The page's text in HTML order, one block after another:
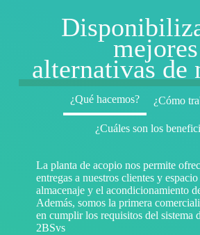
mejores
alternativas de
¿Qué hacemos? ¿Cómo
¿Cuáles son los
La planta de acopio nos permite
entregas a nuestros clientes y espacio
almacenaje y el acondicionamiento
Además, somos la primera
en cumplir los requisitos del sistema
2BSvs